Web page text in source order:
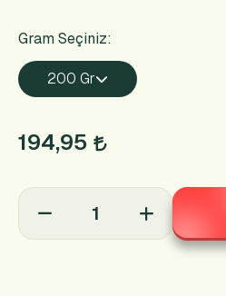
Gram Seçiniz:
200 Gr
194,95